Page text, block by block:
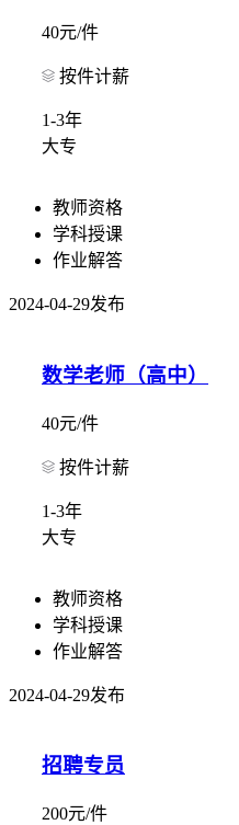
40元/件
按件计薪
1-3年
大专
教师资格
学科授课
作业解答
2024-04-29发布
数学老师（高中）
40元/件
按件计薪
1-3年
大专
教师资格
学科授课
作业解答
2024-04-29发布
招聘专员
200元/件